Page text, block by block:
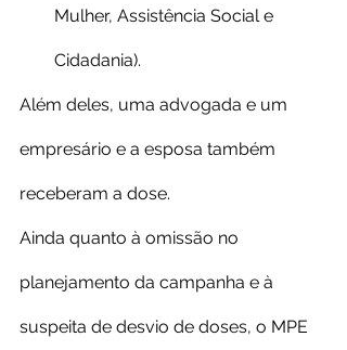
Mulher, Assistência Social e
Cidadania).
Além deles, uma advogada e um
empresário e a esposa também
receberam a dose.
Ainda quanto à omissão no
planejamento da campanha e à
suspeita de desvio de doses, o MPE